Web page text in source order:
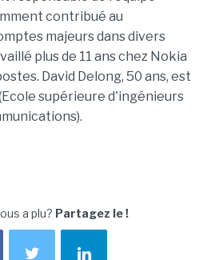
contribué au
majeurs dans divers
plus de 11 ans chez Nokia
David Delong, 50 ans, est
supérieure d'ingénieurs
a plu? Partagez le !